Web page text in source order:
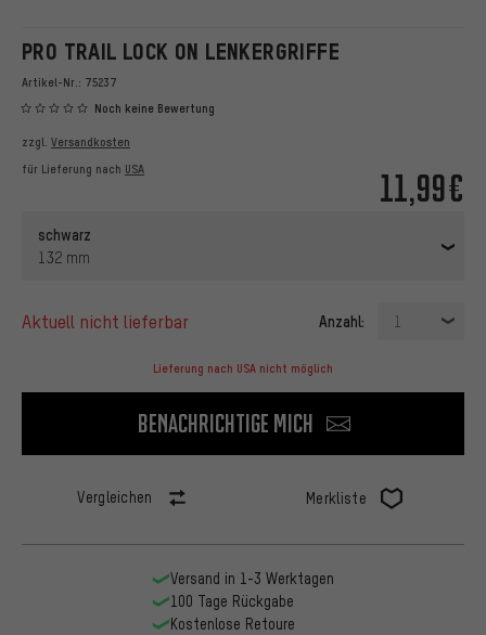
PRO TRAIL LOCK ON LENKERGRIFFE
Artikel-Nr.: 75237
Noch keine Bewertung
11,99€
zzgl. Versandkosten
für Lieferung nach USA
schwarz
132 mm
aktuell nicht lieferbar Anzahl: 1
Lieferung nach USA nicht möglich
Benachrichtige mich
Vergleichen Merkliste
Versand in 1-3 Werktagen
100 Tage Rückgabe
Kostenlose Retoure